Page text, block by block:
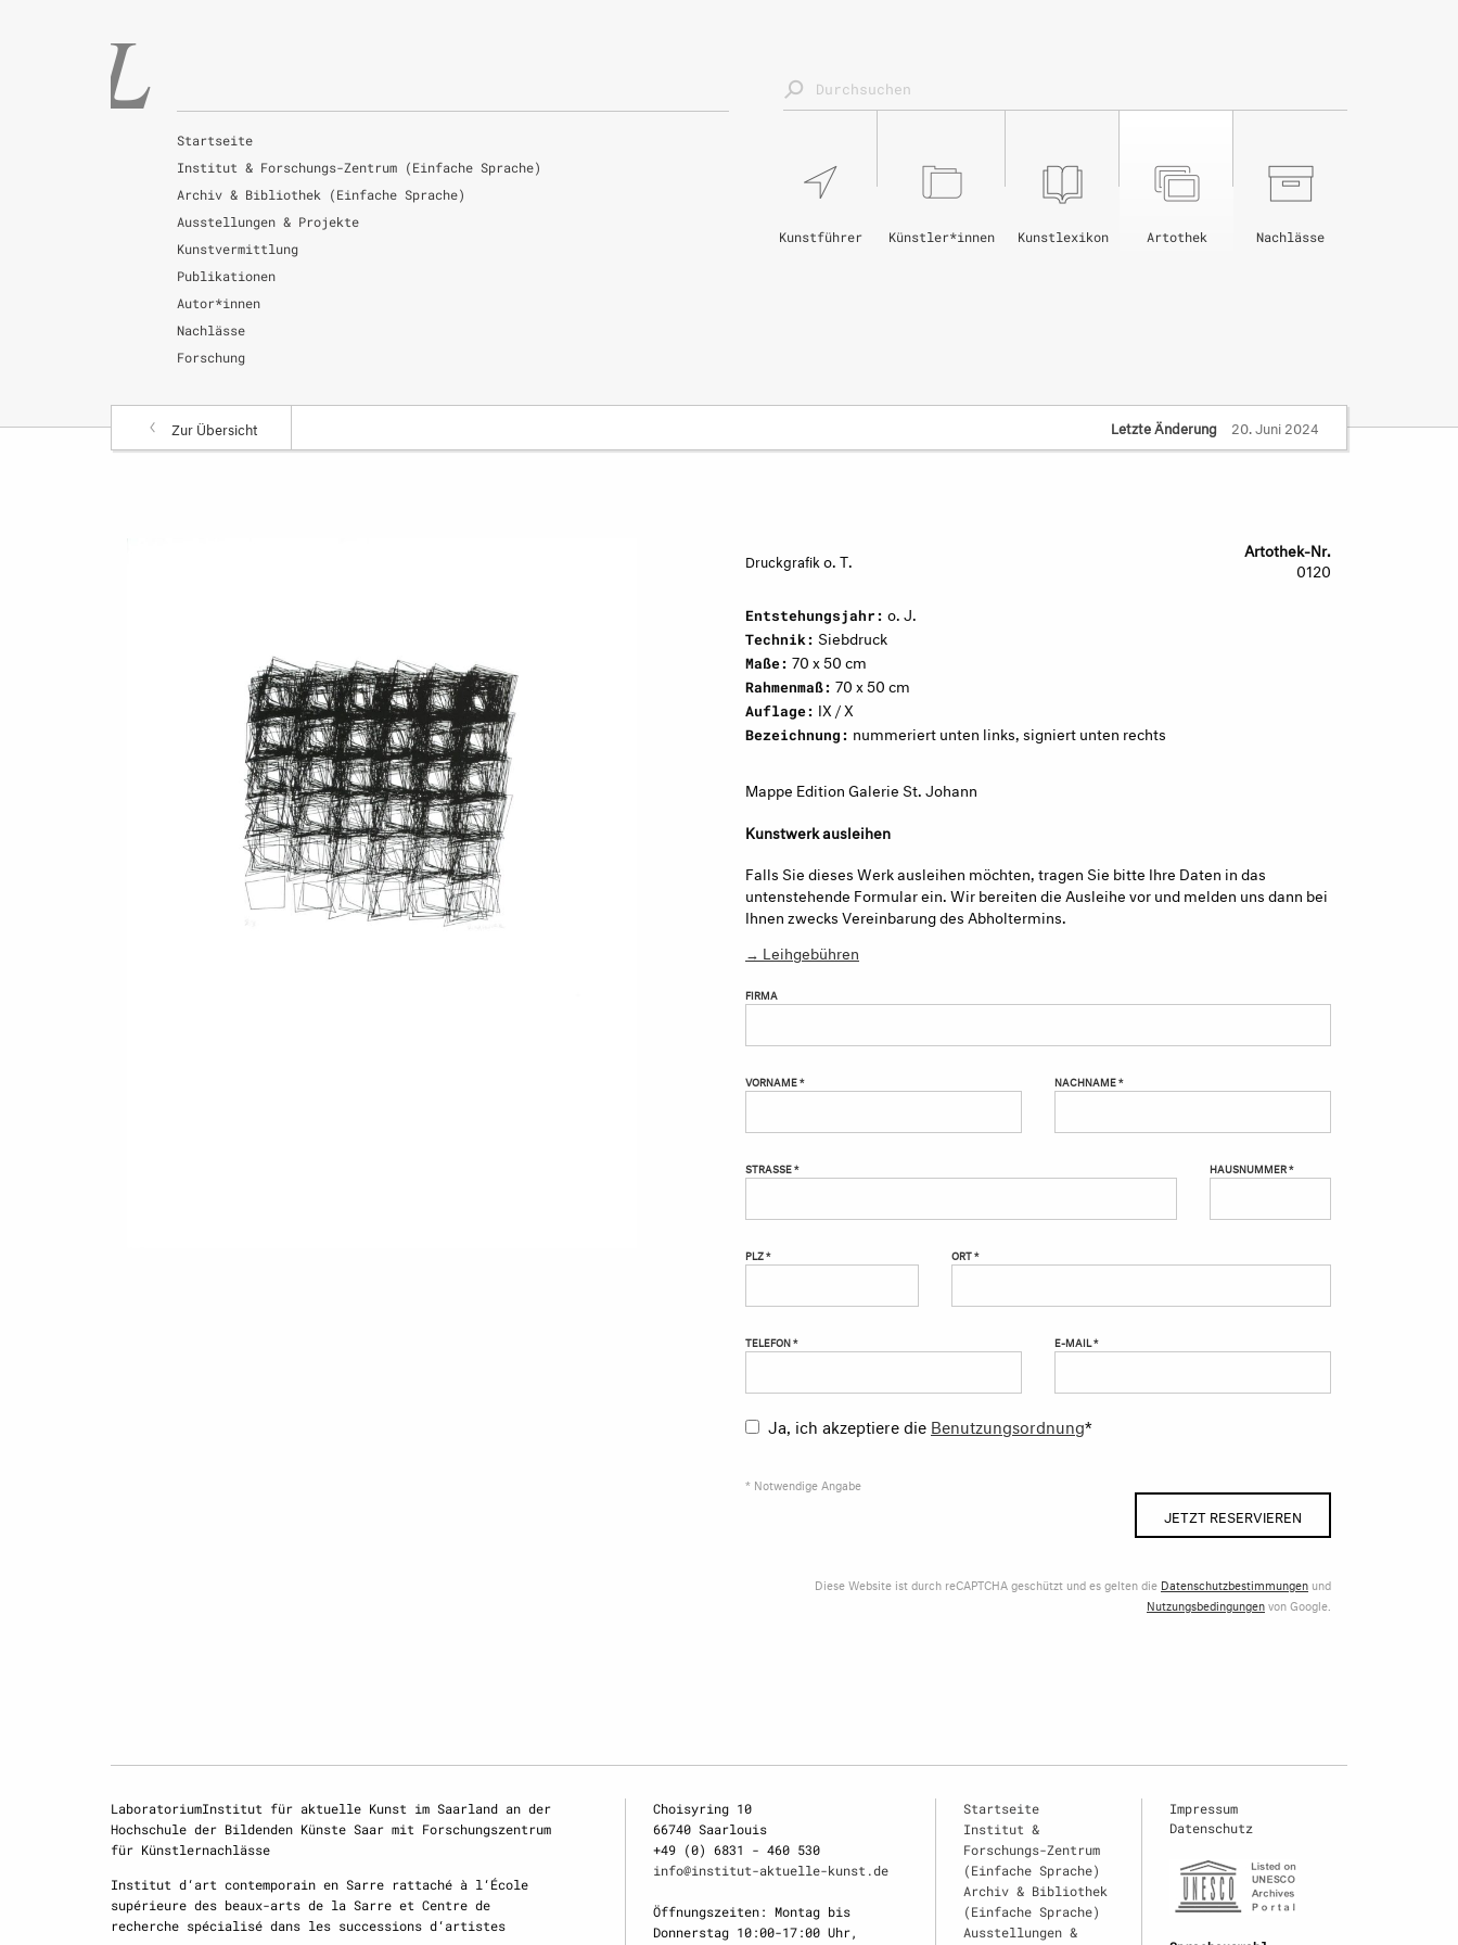
Startseite
Institut & Forschungs-Zentrum (Einfache Sprache)
Archiv & Bibliothek (Einfache Sprache)
Ausstellungen & Projekte
Kunstvermittlung
Publikationen
Autor*innen
Nachlässe
Forschung
Nachlässe
Artothek
Kunstlexikon
Künstler*innen
Kunstführer
Zur Übersicht Letzte Änderung 20. Juni 2024
Druckgrafik o. T.
Artothek-Nr.
0120
Entstehungsjahr: o. J.
Technik: Siebdruck
Maße: 70 x 50 cm
Rahmenmaß: 70 x 50 cm
Auflage: IX / X
Bezeichnung: nummeriert unten links, signiert unten rechts
Mappe Edition Galerie St. Johann
Kunstwerk ausleihen
Falls Sie dieses Werk ausleihen möchten, tragen Sie bitte Ihre Daten in das
untenstehende Formular ein. Wir bereiten die Ausleihe vor und melden uns dann bei
Ihnen zwecks Vereinbarung des Abholtermins.
→ Leihgebühren
FIRMA
VORNAME * NACHNAME *
STRASSE * HAUSNUMMER *
PLZ * ORT *
TELEFON * E-MAIL *
Ja, ich akzeptiere die Benutzungsordnung*
* Notwendige Angabe
JETZT RESERVIEREN
Diese Website ist durch reCAPTCHA geschützt und es gelten die Datenschutzbestimmungen und
Nutzungsbedingungenvon Google.
LaboratoriumInstitut für aktuelle Kunst im Saarland an der
Hochschule der Bildenden Künste Saar mit Forschungszentrum
für Künstlernachlässe
Institut d‘art contemporain en Sarre rattaché à l‘École
supérieure des beaux-arts de la Sarre et Centre de
recherche spécialisé dans les successions d‘artistes
Choisyring 10
66740 Saarlouis
+49 (0) 6831 - 460 530
info@institut-aktuelle-kunst.de
Öffnungszeiten: Montag bis
Donnerstag 10:00-17:00 Uhr,
Startseite
Institut &
Forschungs-Zentrum
(Einfache Sprache)
Archiv & Bibliothek
(Einfache Sprache)
Ausstellungen &
Impressum
Datenschutz